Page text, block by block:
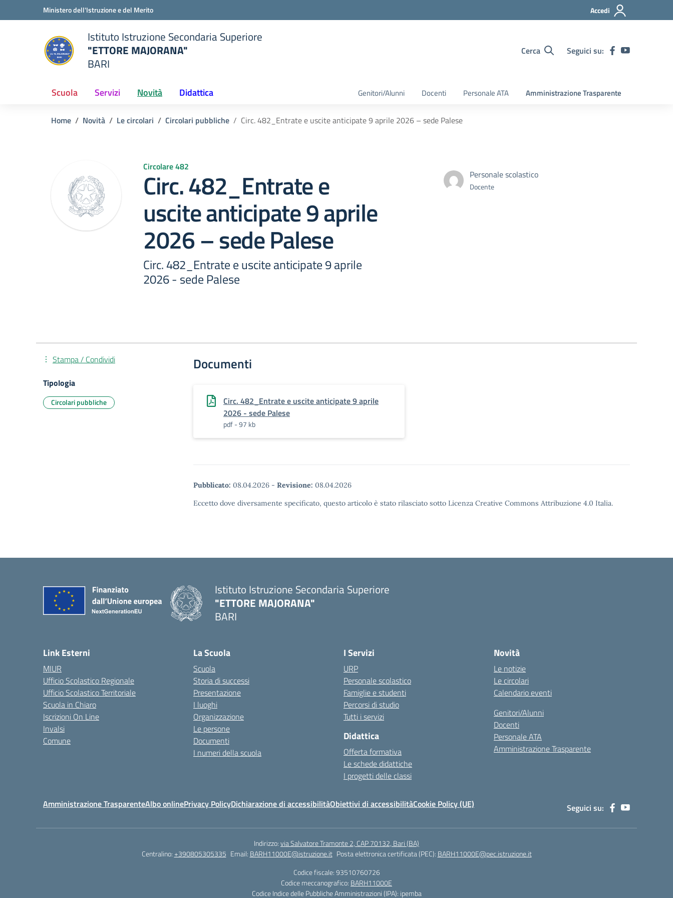
Vai ai contenuti
Vai al menu di navigazioneMinistero dell'Istruzione e del Merito Accedi
scuola
Istituto Istruzione Secondaria Superiore
"ETTORE MAJORANA"
BARI
Cerca Seguici su:
Scuola Servizi Novità Didattica Genitori/Alunni Docenti Personale ATA Amministrazione Trasparente
Home Novità Le circolari Circolari pubbliche Circ. 482_Entrate e uscite anticipate 9 aprile 2026 – sede Palese
Circolare 482
Circ. 482_Entrate e
uscite anticipate 9 aprile
2026 – sede Palese
Circ. 482_Entrate e uscite anticipate 9 aprile
2026 - sede Palese
Personale scolastico
Docente
Documenti
Circ. 482_Entrate e uscite anticipate 9 aprile
2026 - sede Palese
pdf - 97 kb
Pubblicato: 08.04.2026 - Revisione: 08.04.2026
Eccetto dove diversamente specificato, questo articolo è stato rilasciato sotto Licenza Creative Commons Attribuzione 4.0 Italia.
Stampa / Condividi
Tipologia
Circolari pubbliche
Istituto Istruzione Secondaria Superiore
"ETTORE MAJORANA"
BARI
Link Esterni
MIUR
Ufficio Scolastico Regionale
Ufficio Scolastico Territoriale
Scuola in Chiaro
Iscrizioni On Line
Invalsi
Comune
La Scuola
Scuola
Storia di successi
Presentazione
I luoghi
Organizzazione
Le persone
Documenti
I numeri della scuola
I Servizi
URP
Personale scolastico
Famiglie e studenti
Percorsi di studio
Tutti i servizi
Didattica
Offerta formativa
Le schede didattiche
I progetti delle classi
Novità
Le notizie
Le circolari
Calendario eventi
Genitori/Alunni
Docenti
Personale ATA
Amministrazione Trasparente
Amministrazione TrasparenteAlbo onlinePrivacy PolicyDichiarazione di accessibilitàObiettivi di accessibilitàCookie Policy (UE) Seguici su:
Indirizzo:via Salvatore Tramonte 2, CAP 70132, Bari (BA)
Centralino:+390805305335 Email: BARH11000E@istruzione.it Posta elettronica certificata (PEC): BARH11000E@pec.istruzione.it
Codice fiscale: 93510760726
Codice meccanografico: BARH11000E
Codice Indice delle Pubbliche Amministrazioni (IPA): ipemba